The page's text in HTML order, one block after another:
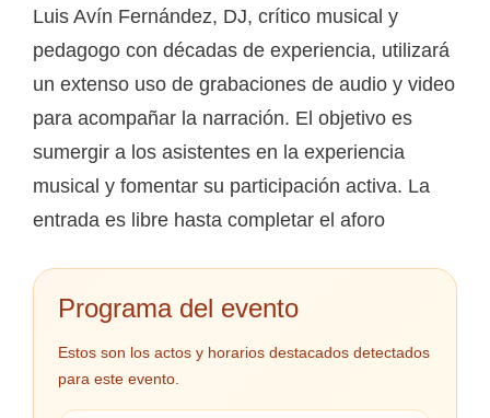
Luis Avín Fernández, DJ, crítico musical y
pedagogo con décadas de experiencia, utilizará
un extenso uso de grabaciones de audio y video
para acompañar la narración. El objetivo es
sumergir a los asistentes en la experiencia
musical y fomentar su participación activa. La
entrada es libre hasta completar el aforo
Programa del evento
Estos son los actos y horarios destacados detectados
para este evento.